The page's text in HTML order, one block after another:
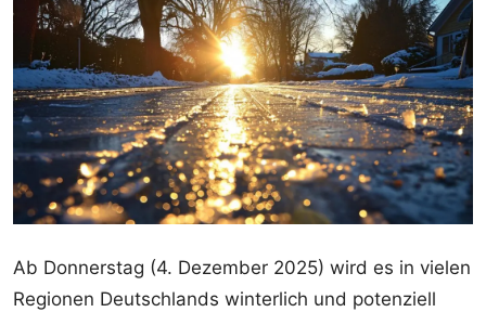
Ab Donnerstag (4. Dezember 2025) wird es in vielen
Regionen Deutschlands winterlich und potenziell